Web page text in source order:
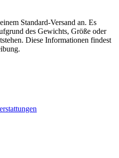
Standard-Versand an. Es
des Gewichts, Größe oder
Diese Informationen findest